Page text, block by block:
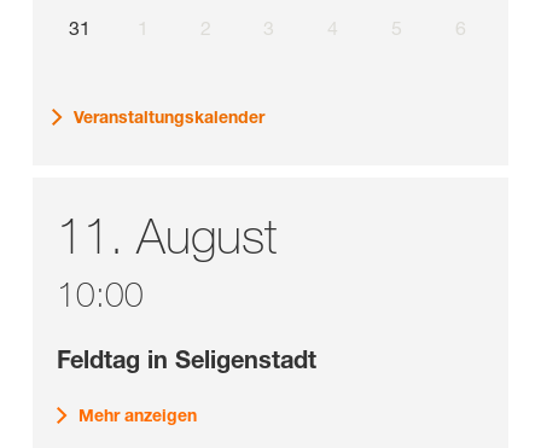
31
1 2 3 4 5 6
Veranstaltungskalender
11. August
10:00
Feldtag in Seligenstadt
Mehr anzeigen